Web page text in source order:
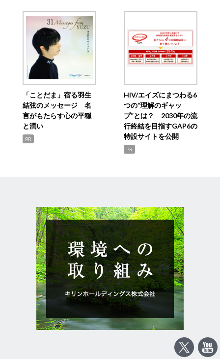
「ことだま」宿る羽生
結弦のメッセージ 名
言がもたらす心の平穏
と潤い
PR
HIV/エイズにまつわる6
つの“理解のギャッ
プ”とは？ 2030年の流
行終結を目指すGAP6の
特設サイトを公開
PR